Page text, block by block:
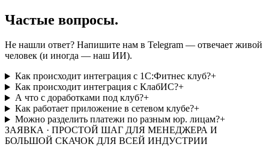
Частые вопросы.
Не нашли ответ? Напишите нам в Telegram — отвечает живой
человек (и иногда — наш ИИ).
Как происходит интеграция с 1С:Фитнес клуб?+
Как происходит интеграция с КлабИС?+
А что с доработками под клуб?+
Как работает приложение в сетевом клубе?+
Можно разделить платежи по разным юр. лицам?+
ЗАЯВКА · ПРОСТОЙ ШАГ ДЛЯ МЕНЕДЖЕРА И
БОЛЬШОЙ СКАЧОК ДЛЯ ВСЕЙ ИНДУСТРИИ